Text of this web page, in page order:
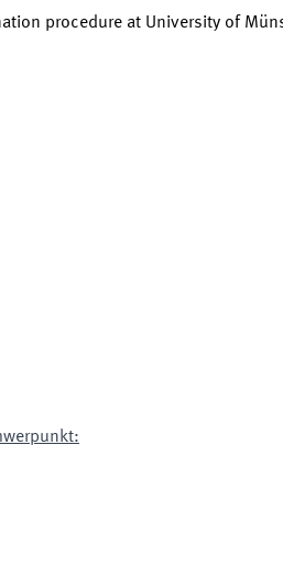
procedure at University of